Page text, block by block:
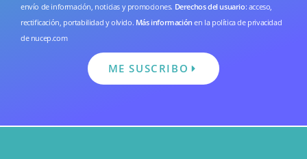
envío de información, noticias y promociones. Derechos del usuario: acceso,
rectificación, portabilidad y olvido. Más información en la política de privacidad
de nucep.com
ME SUSCRIBO